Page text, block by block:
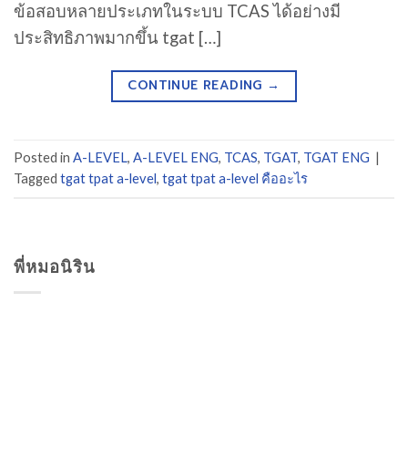
ข้อสอบหลายประเภทในระบบ TCAS ได้อย่างมี
ประสิทธิภาพมากขึ้น tgat […]
CONTINUE READING →
Posted in A-LEVEL, A-LEVEL ENG, TCAS, TGAT, TGAT ENG |
Tagged tgat tpat a-level, tgat tpat a-level คืออะไร
พี่หมอนิริน